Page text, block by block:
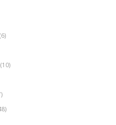
(10)